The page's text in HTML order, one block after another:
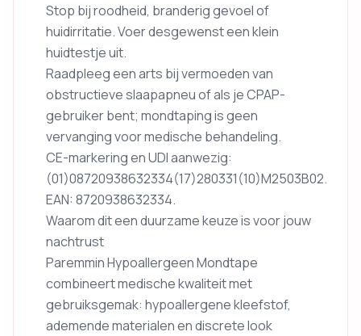
Stop bij roodheid, branderig gevoel of
huidirritatie. Voer desgewenst een klein
huidtestje uit.
Raadpleeg een arts bij vermoeden van
obstructieve slaapapneu of als je CPAP-
gebruiker bent; mondtaping is geen
vervanging voor medische behandeling.
CE-markering en UDI aanwezig:
(01)08720938632334(17)280331(10)M2503B02.
EAN: 8720938632334.
Waarom dit een duurzame keuze is voor jouw
nachtrust
Paremmin Hypoallergeen Mondtape
combineert medische kwaliteit met
gebruiksgemak: hypoallergene kleefstof,
ademende materialen en discrete look